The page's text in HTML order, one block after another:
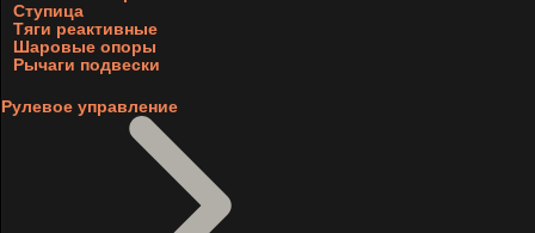
Ступица
Тяги реактивные
Шаровые опоры
Рычаги подвески
Рулевое управление